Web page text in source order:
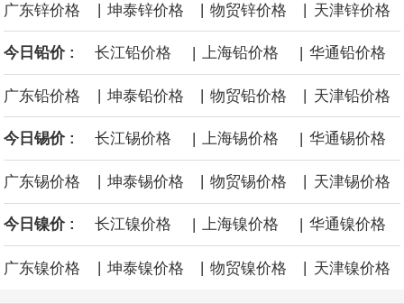
景的线索。StoneX高级分析师马特·辛普森表示，中东和平前景改善
海力士：龙仁工厂将生产高带宽内存（HBM）及其他下一代动态随
机存取存储器（DRAM）。
广东锌价格 | 坤泰锌价格 | 物贸锌价格 | 天津锌价格
今日铅价 : 长江铅价格 | 上海铅价格 | 华通铅价格
广东铅价格 坤泰铅价格 物贸铅价格 天津铅价格
今日锡价 : 长江锡价格 | 上海锡价格 | 华通锡价格
广东锡价格 坤泰锡价格 物贸锡价格 天津锡价格
今日镍价 : 长江镍价格 | 上海镍价格 | 华通镍价格
广东镍价格 | 坤泰镍价格 | 物贸镍价格 | 天津镍价格